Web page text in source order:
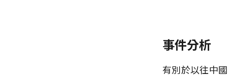
事件分析
有別於以往中